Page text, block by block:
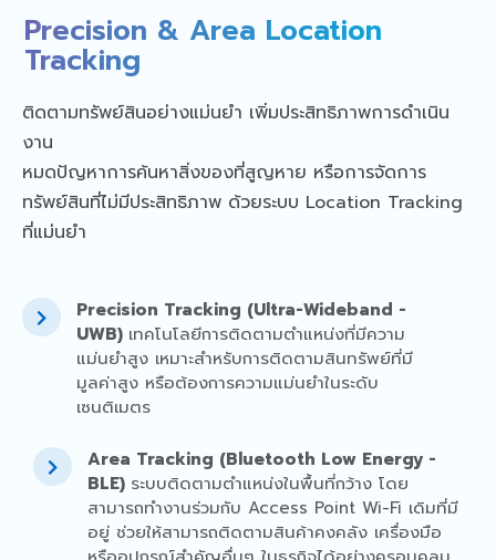
Precision & Area Location
Tracking
ติดตามทรัพย์สินอย่างแม่นยำ เพิ่มประสิทธิภาพการดำเนิน
งาน
หมดปัญหาการค้นหาสิ่งของที่สูญหาย หรือการจัดการ
ทรัพย์สินที่ไม่มีประสิทธิภาพ ด้วยระบบ Location Tracking
ที่แม่นยำ
Precision Tracking (Ultra-Wideband -
UWB) เทคโนโลยีการติดตามตำแหน่งที่มีความ
แม่นยำสูง เหมาะสำหรับการติดตามสินทรัพย์ที่มี
มูลค่าสูง หรือต้องการความแม่นยำในระดับ
เซนติเมตร
Area Tracking (Bluetooth Low Energy -
BLE) ระบบติดตามตำแหน่งในพื้นที่กว้าง โดย
สามารถทำงานร่วมกับ Access Point Wi-Fi เดิมที่มี
อยู่ ช่วยให้สามารถติดตามสินค้าคงคลัง เครื่องมือ